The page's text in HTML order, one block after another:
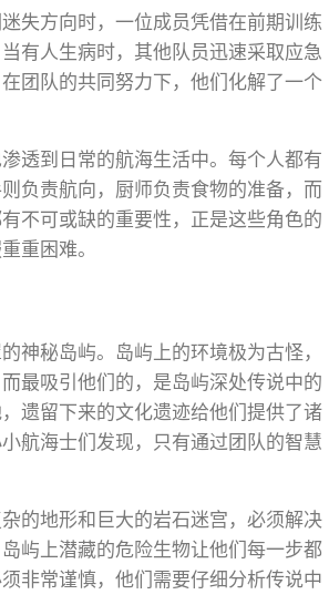
失方向时，一位成员凭借在前期训练
有人生病时，其他队员迅速采取应急
团队的共同努力下，他们化解了一个
透到日常的航海生活中。每个人都有
负责航向，厨师负责食物的准备，而
不可或缺的重要性，正是这些角色的
重困难。
神秘岛屿。岛屿上的环境极为古怪，
最吸引他们的，是岛屿深处传说中的
遗留下来的文化遗迹给他们提供了诸
航海士们发现，只有通过团队的智慧
的地形和巨大的岩石迷宫，必须解决
屿上潜藏的危险生物让他们每一步都
非常谨慎，他们需要仔细分析传说中